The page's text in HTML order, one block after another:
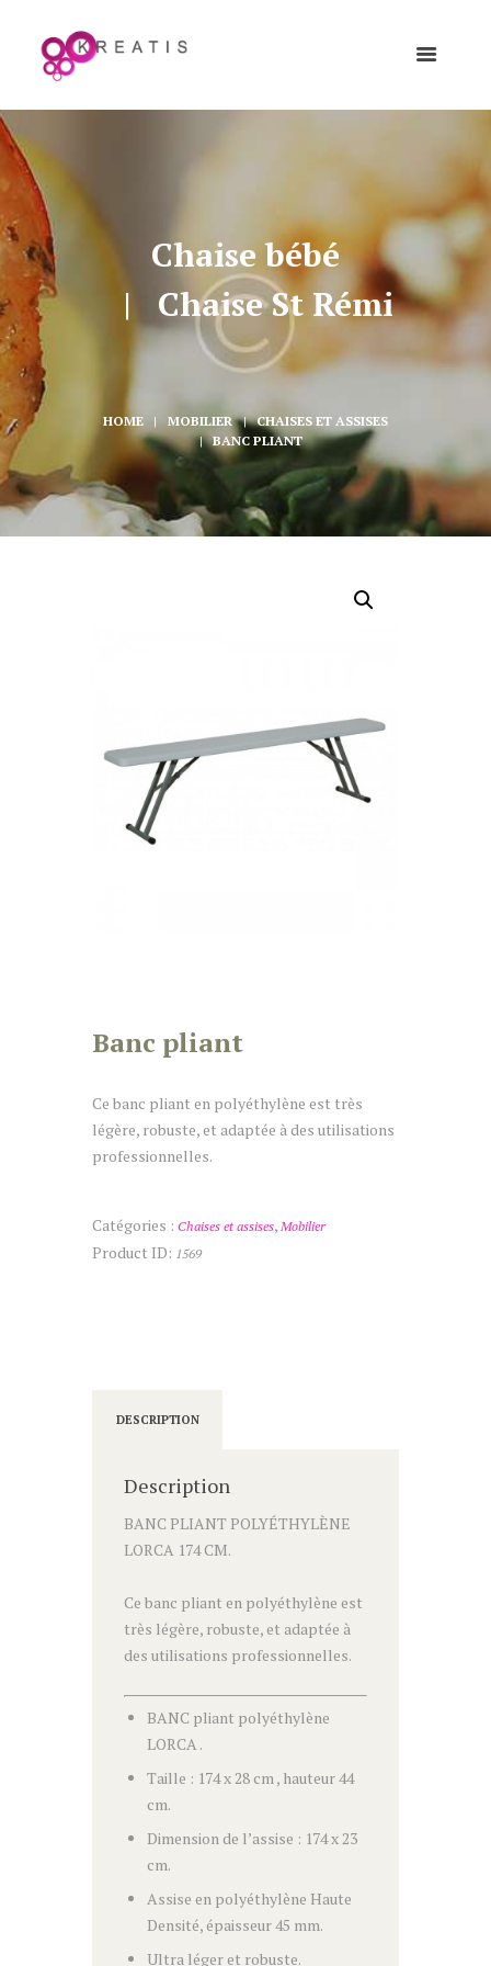
Chaise bébé
Chaise St Rémi
HOME MOBILIER
CHAISES ET ASSISES
BANC PLIANT
Banc pliant
Ce banc pliant en polyéthylène est très
légère, robuste, et adaptée à des utilisations
professionnelles.
Catégories : Chaises et assises, Mobilier
Product ID: 1569
DESCRIPTION
Description
BANC PLIANT POLYÉTHYLÈNE
LORCA 174 CM.
Ce banc pliant en polyéthylène est
très légère, robuste, et adaptée à
des utilisations professionnelles.
BANC pliant polyéthylène
LORCA .
Taille : 174 x 28 cm , hauteur 44
cm.
Dimension de l’assise : 174 x 23
cm.
Assise en polyéthylène Haute
Densité, épaisseur 45 mm.
Ultra léger et robuste.